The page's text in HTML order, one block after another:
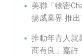
美聯「物密
揚威業界 推
推動年青人就
商有良」嘉許